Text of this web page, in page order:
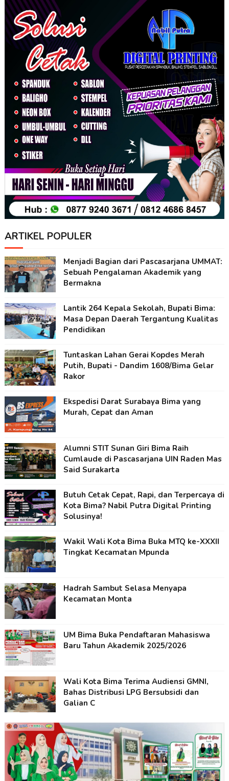
ARTIKEL POPULER
Menjadi Bagian dari Pascasarjana UMMAT:
Sebuah Pengalaman Akademik yang
Bermakna
Lantik 264 Kepala Sekolah, Bupati Bima:
Masa Depan Daerah Tergantung Kualitas
Pendidikan
Tuntaskan Lahan Gerai Kopdes Merah
Putih, Bupati - Dandim 1608/Bima Gelar
Rakor
Ekspedisi Darat Surabaya Bima yang
Murah, Cepat dan Aman
Alumni STIT Sunan Giri Bima Raih
Cumlaude di Pascasarjana UIN Raden Mas
Said Surakarta
Butuh Cetak Cepat, Rapi, dan Terpercaya di
Kota Bima? Nabil Putra Digital Printing
Solusinya!
Wakil Wali Kota Bima Buka MTQ ke-XXXII
Tingkat Kecamatan Mpunda
Hadrah Sambut Selasa Menyapa
Kecamatan Monta
UM Bima Buka Pendaftaran Mahasiswa
Baru Tahun Akademik 2025/2026
Wali Kota Bima Terima Audiensi GMNI,
Bahas Distribusi LPG Bersubsidi dan
Galian C